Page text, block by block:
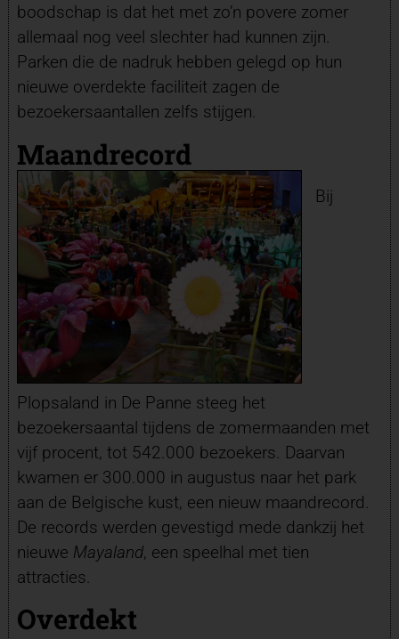
boodschap is dat het met zo’n povere zomer
allemaal nog veel slechter had kunnen zijn.
Parken die de nadruk hebben gelegd op hun
nieuwe overdekte faciliteit zagen de
bezoekersaantallen zelfs stijgen.
Maandrecord
Bij
Plopsaland in De Panne steeg het
bezoekersaantal tijdens de zomermaanden met
vijf procent, tot 542.000 bezoekers. Daarvan
kwamen er 300.000 in augustus naar het park
aan de Belgische kust, een nieuw maandrecord.
De records werden gevestigd mede dankzij het
nieuwe Mayaland, een speelhal met tien
attracties.
Overdekt